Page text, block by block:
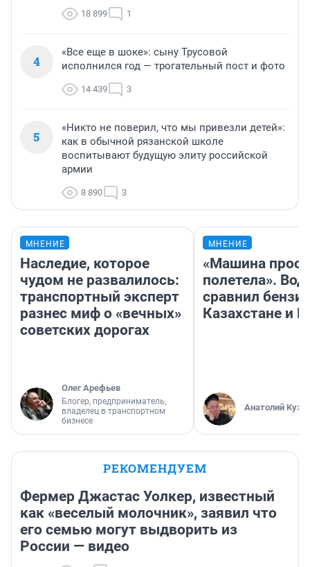
18 899 1
4
«Все еще в шоке»: сыну Трусовой
исполнился год — трогательный пост и фото
14 439 3
5
«Никто не поверил, что мы привезли детей»:
как в обычной рязанской школе
воспитывают будущую элиту российской
армии
8 890 3
МНЕНИЕ
Наследие, которое
чудом не развалилось:
транспортный эксперт
разнес миф о «вечных»
советских дорогах
Олег Арефьев
Блогер, предприниматель,
владелец в транспортном
бизнесе
МНЕНИЕ
«Машина
полетела».
сравнил
Казахстане и
Анатолий
РЕКОМЕНДУЕМ
Фермер Джастас Уолкер, известный
как «веселый молочник», заявил что
его семью могут выдворить из
России — видео